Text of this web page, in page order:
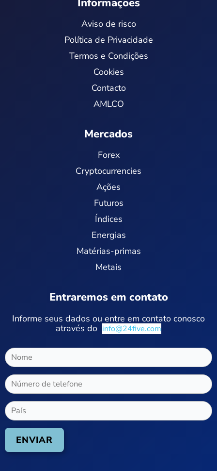
Aviso de risco
Política de Privacidade
Termos e Condições
Cookies
Contacto
AMLCO
Mercados
Forex
Cryptocurrencies
Ações
Futuros
Índices
Energias
Matérias-primas
Metais
Entraremos em contato
Informe seus dados ou entre em contato conosco
através do info@24five.com